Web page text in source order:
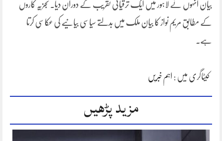
بیان انہوں نے لاہور میں ایک ترقیاتی تقریب کے دوران دیا۔ تجزیہ کاروں
کے مطابق مریم نواز کا بیان ملک میں بدلتے سیاسی بیانیے کی عکاسی کرتا
ہے۔
کیٹاگری میں : اہم خبریں
مزید پڑھیں